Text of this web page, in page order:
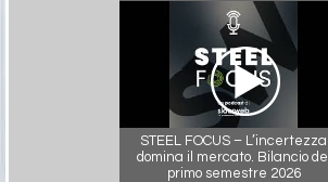
STEEL FOCUS – L’incertezza
domina il mercato. Bilancio del
primo semestre 2026